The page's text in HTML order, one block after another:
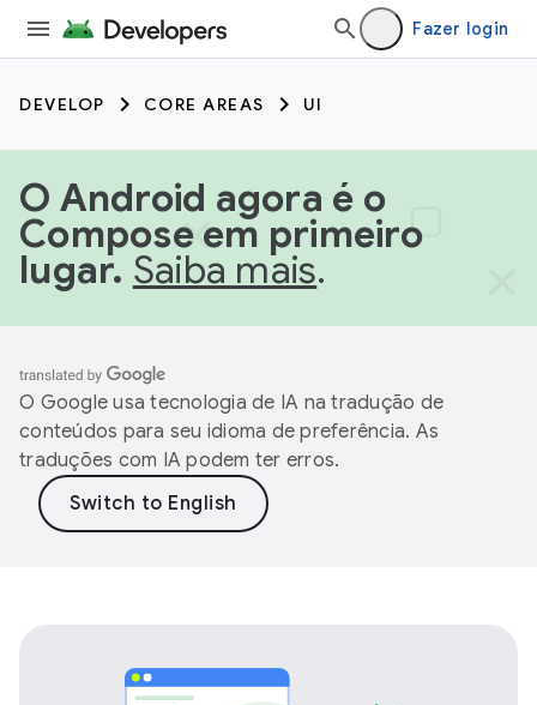
Fazer login
DEVELOP CORE AREAS UI
O Android agora é o
Compose em primeiro
lugar. Saiba mais.
O Google usa tecnologia de IA na tradução de
conteúdos para seu idioma de preferência. As
traduções com IA podem ter erros.